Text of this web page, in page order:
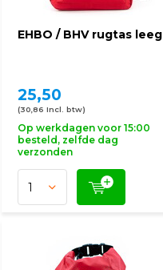
EHBO / BHV rugtas leeg
25,50
(30,86 Incl. btw)
Op werkdagen voor 15:00
besteld, zelfde dag
verzonden